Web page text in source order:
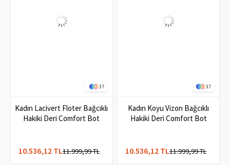
37
Kadın Lacivert Floter Bağcıklı
Hakiki Deri Comfort Bot
10.536,12 TL11.999,99 TL
37
Kadın Koyu Vizon Bağcıklı
Hakiki Deri Comfort Bot
10.536,12 TL11.999,99 TL